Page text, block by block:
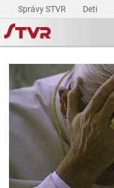
Správy STVR Deti